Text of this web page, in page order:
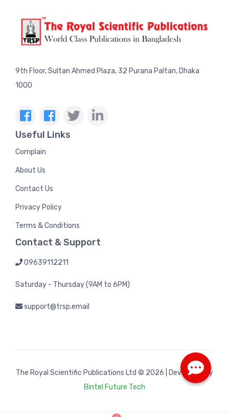
9th Floor, Sultan Ahmed Plaza, 32 Purana Paltan, Dhaka
1000
Useful Links
Complain
About Us
Contact Us
Privacy Policy
Terms & Conditions
Contact & Support
09639112211
Saturday - Thursday (9AM to 6PM)
support@trsp.email
The Royal Scientific Publications Ltd © 2026 | Developed by
Bintel Future Tech